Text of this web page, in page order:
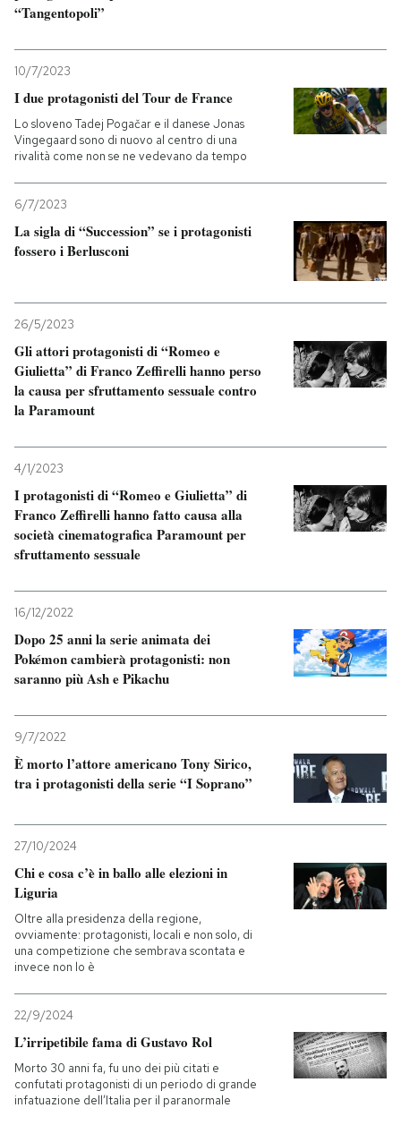
“Tangentopoli”
10/7/2023
I due protagonisti del Tour de France
Lo sloveno Tadej Pogačar e il danese Jonas
Vingegaard sono di nuovo al centro di una
rivalità come non se ne vedevano da tempo
6/7/2023
La sigla di “Succession” se i protagonisti
fossero i Berlusconi
26/5/2023
Gli attori protagonisti di “Romeo e
Giulietta” di Franco Zeffirelli hanno perso
la causa per sfruttamento sessuale contro
la Paramount
4/1/2023
I protagonisti di “Romeo e Giulietta” di
Franco Zeffirelli hanno fatto causa alla
società cinematografica Paramount per
sfruttamento sessuale
16/12/2022
Dopo 25 anni la serie animata dei
Pokémon cambierà protagonisti: non
saranno più Ash e Pikachu
9/7/2022
È morto l’attore americano Tony Sirico,
tra i protagonisti della serie “I Soprano”
27/10/2024
Chi e cosa c’è in ballo alle elezioni in
Liguria
Oltre alla presidenza della regione,
ovviamente: protagonisti, locali e non solo, di
una competizione che sembrava scontata e
invece non lo è
22/9/2024
L’irripetibile fama di Gustavo Rol
Morto 30 anni fa, fu uno dei più citati e
confutati protagonisti di un periodo di grande
infatuazione dell’Italia per il paranormale